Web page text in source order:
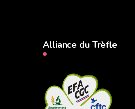
Alliance du Trèfle